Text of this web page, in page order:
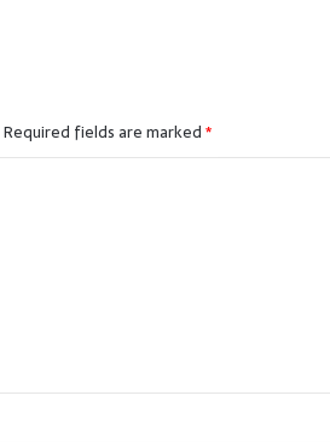
Required fields are marked*